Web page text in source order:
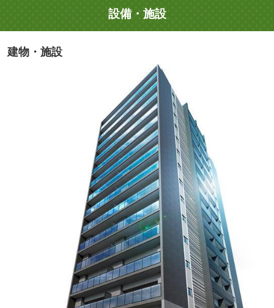
ビッグ・エー 鳩ヶ谷駅前店（徒歩11分・約880m）
サミットストア鳩ヶ谷駅前店（徒歩14分・約1120m）
設備・施設
建物・施設